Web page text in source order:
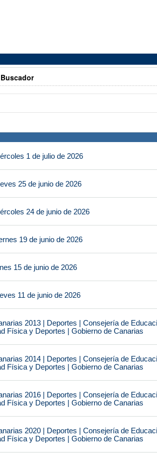
Buscador
1 de julio de 2026
25 de junio de 2026
24 de junio de 2026
19 de junio de 2026
15 de junio de 2026
11 de junio de 2026
2013 | Deportes | Consejería de
Física y Deportes | Gobierno de Canarias
2014 | Deportes | Consejería de
Física y Deportes | Gobierno de Canarias
2016 | Deportes | Consejería de
Física y Deportes | Gobierno de Canarias
2020 | Deportes | Consejería de
Física y Deportes | Gobierno de Canarias